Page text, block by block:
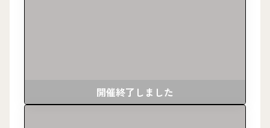
開催終了しました